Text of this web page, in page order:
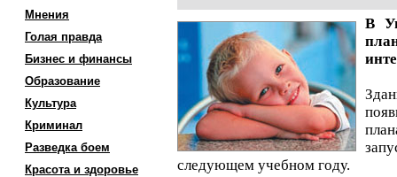
Мнения
Голая правда
Бизнес и финансы
Образование
Культура
Криминал
Разведка боем
Красота и здоровье
В
следующем учебном году.